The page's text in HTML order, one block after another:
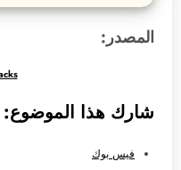
المصدر:
شارك هذا الموضوع:
فيس بوك